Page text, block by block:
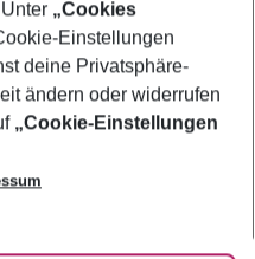
„Cookies
Einstellungen
deine Privatsphäre-
ändern oder widerrufen
„Cookie-Einstellungen